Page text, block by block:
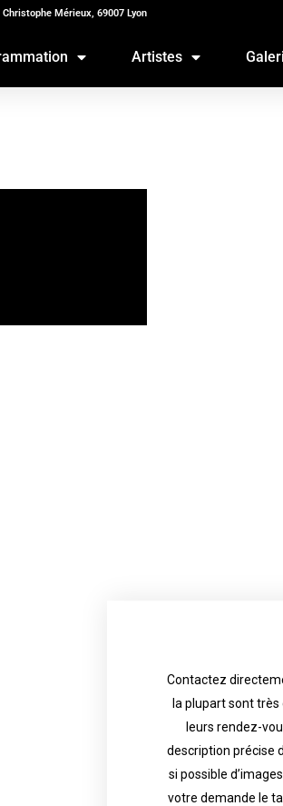
Mérieux, 69007 Lyon
Artistes
Contactez
la plupart sont
leurs rendez-
description précise
si possible
votre demande le
most are in great
their appointments
description of
with reference
the tattoo